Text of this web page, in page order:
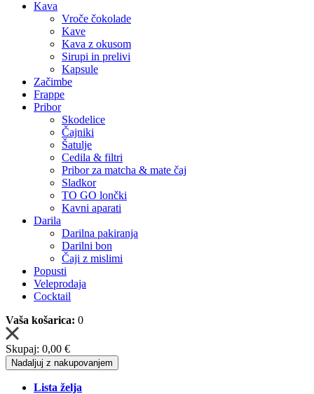
Kava
Vroče čokolade
Kave
Kava z okusom
Sirupi in prelivi
Kapsule
Začimbe
Frappe
Pribor
Skodelice
Čajniki
Šatulje
Cedila & filtri
Pribor za matcha & mate čaj
Sladkor
TO GO lončki
Kavni aparati
Darila
Darilna pakiranja
Darilni bon
Čaji z mislimi
Popusti
Veleprodaja
Cocktail
Vaša košarica: 0
Skupaj: 0,00 €
Nadaljuj z nakupovanjem
Lista želja